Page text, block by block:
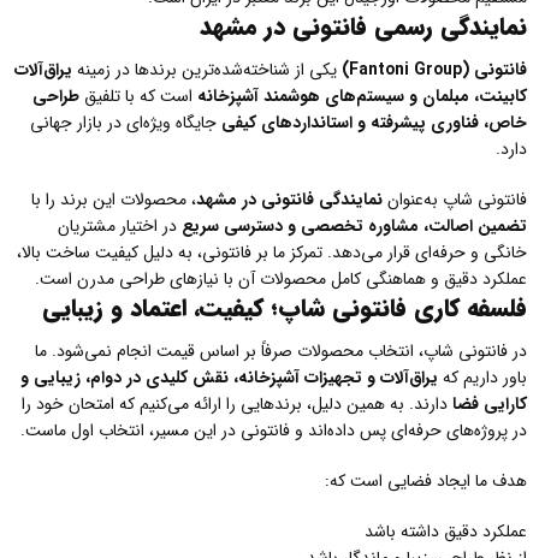
نمایندگی رسمی فانتونی در مشهد
فانتونی (Fantoni Group) یکی از شناخته‌شده‌ترین برندها در زمینه یراق‌آلات
کابینت، مبلمان و سیستم‌های هوشمند آشپزخانه است که با تلفیق طراحی
خاص، فناوری پیشرفته و استانداردهای کیفی جایگاه ویژه‌ای در بازار جهانی
دارد.
فانتونی شاپ به‌عنواننمایندگی فانتونی در مشهد، محصولات این برند را با
تضمین اصالت، مشاوره تخصصی و دسترسی سریع در اختیار مشتریان
خانگی و حرفه‌ای قرار می‌دهد. تمرکز ما بر فانتونی، به دلیل کیفیت ساخت بالا،
عملکرد دقیق و هماهنگی کامل محصولات آن با نیازهای طراحی مدرن است.
فلسفه کاری فانتونی شاپ؛ کیفیت، اعتماد و زیبایی
در فانتونی شاپ، انتخاب محصولات صرفاً بر اساس قیمت انجام نمی‌شود. ما
باور داریم که یراق‌آلات و تجهیزات آشپزخانه، نقش کلیدی در دوام، زیبایی و
کارایی فضادارند. به همین دلیل، برندهایی را ارائه می‌کنیم که امتحان خود را
در پروژه‌های حرفه‌ای پس داده‌اند و فانتونی در این مسیر، انتخاب اول ماست.
هدف ما ایجاد فضایی است که:
عملکرد دقیق داشته باشد